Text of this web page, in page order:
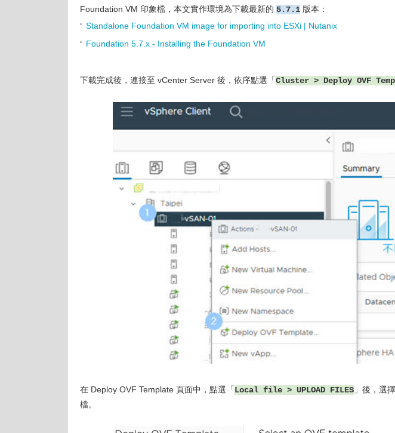
Foundation VM 印象檔，本文實作環境為下載最新的 5.7.1 版本：
Standalone Foundation VM image for importing into ESXi | Nutanix
Foundation 5.7.x - Installing the Foundation VM
下載完成後，連接至 vCenter Server 後，依序點選「Cluster > Deploy OVF
在 Deploy OVF Template 頁面中，點選「Local file > UPLOAD FILES 」後，選
檔。